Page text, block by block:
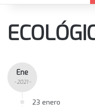
Ene
- 2021 -
23 enero